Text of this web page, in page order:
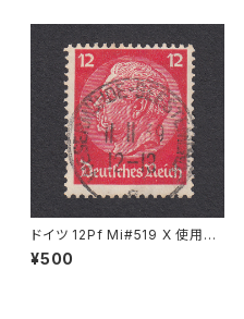
ドイツ 12Pf Mi#519 X 使用済
み切手｜WESERMÜNDE-GE
ESTEMÜNDE 11.11.1939
¥500